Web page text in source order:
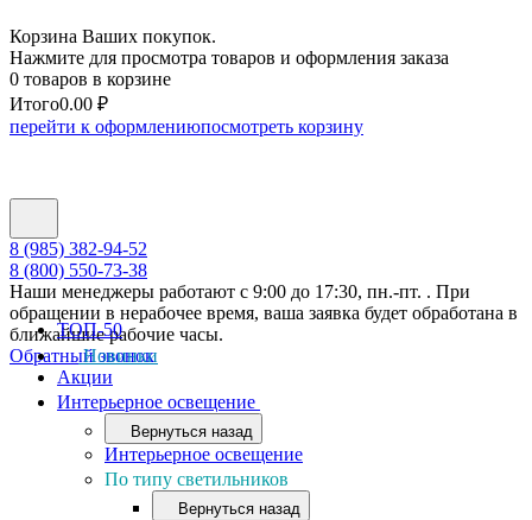
Корзина Ваших покупок.
Нажмите для просмотра товаров и оформления заказа
0 товаров в корзине
Итого0.00 ₽
перейти к оформлениюпосмотреть корзину
8 (985) 382-94-52
8 (800) 550-73-38
Наши менеджеры работают с 9:00 до 17:30, пн.-пт. . При
обращении в нерабочее время, ваша заявка будет обработана в
ближайшие рабочие часы.
Обратный звонок
ТОП-50
Новинки
Акции
Интерьерное освещение
Вернуться назад
Интерьерное освещение
По типу светильников
Вернуться назад